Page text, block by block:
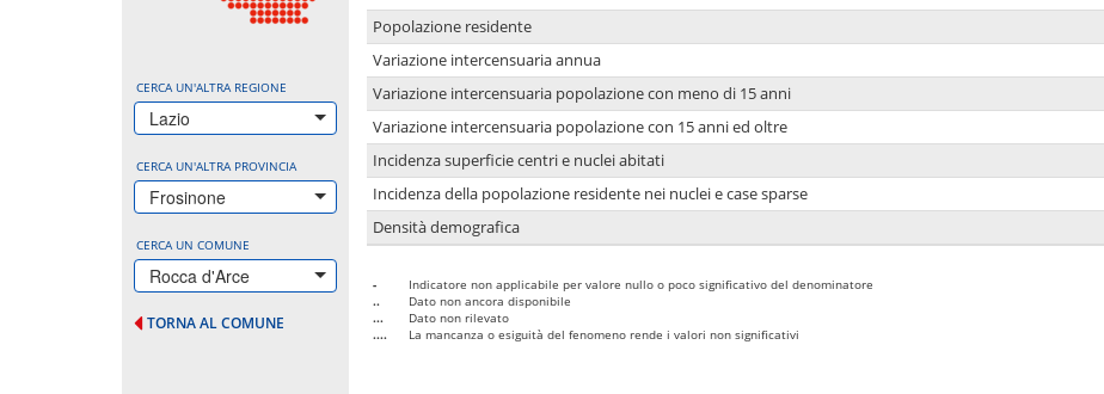
CERCA UN'ALTRA REGIONE
Lazio
CERCA UN'ALTRA PROVINCIA
Frosinone
CERCA UN COMUNE
Rocca d'Arce
TORNA AL COMUNE
Popolazione residente
Variazione intercensuaria annua
Variazione intercensuaria popolazione con meno di 15 anni
Variazione intercensuaria popolazione con 15 anni ed oltre
Incidenza superficie centri e nuclei abitati
Incidenza della popolazione residente nei nuclei e case sparse
Densità demografica
-
Indicatore non applicabile per valore nullo o poco significativo del denominatore
..
Dato non ancora disponibile
...
Dato non rilevato
....
La mancanza o esiguità del fenomeno rende i valori non significativi